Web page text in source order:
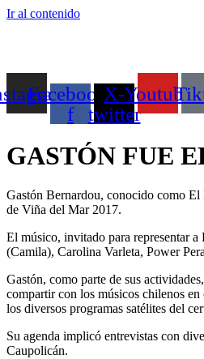
Ir al contenido
Facebook-
f
X-
twitter
Youtube
GASTÓN FUE
Gastón Bernardou, conocido como
de Viña del Mar 2017.
El músico, invitado para representar
(Camila), Carolina Varleta, Power
Gastón, como parte de sus
compartir con los músicos chilenos
los diversos programas satélites del
Su agenda implicó entrevistas con
Caupolicán.